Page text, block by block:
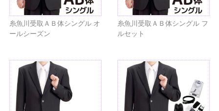
糸魚川受取ＡＢ体シングル オ
ールシーズン
糸魚川受取ＡＢ体シングル フ
ルセット